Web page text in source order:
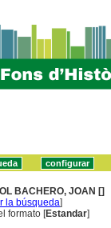
BACHERO, JOAN []
la búsqueda]
formato [Estandar]